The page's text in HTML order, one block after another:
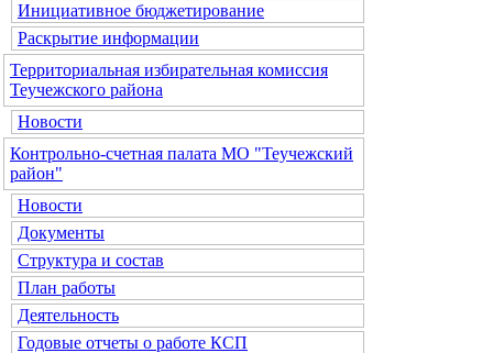
Инициативное бюджетирование
Раскрытие информации
Территориальная избирательная комиссия
Теучежского района
Новости
Контрольно-счетная палата МО "Теучежский
район"
Новости
Документы
Структура и состав
План работы
Деятельность
Годовые отчеты о работе КСП